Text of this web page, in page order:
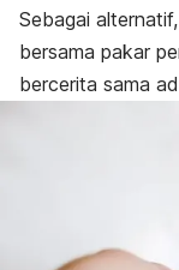
Sebagai
bersama pakar
bercerita sama